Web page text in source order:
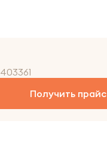
403361
Получить прайс